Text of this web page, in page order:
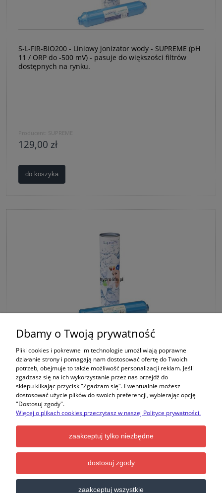
S-L-FIR-BIO200 - Liniowy jonizator wody - SUPREME (pH
11 / ORP do -500 mV) - pasuje do większości filtrów
dostępnych na rynku.
Producent: SUPREME
129,00 zł
do koszyka
S-L-FIR-BIO250 - Liniowy jonizator wody - SUPREME (pH
11 / ORP do -500 mV) - pasuje do większości filtrów
dostępnych na rynku.
do koszyka
Dbamy o Twoją prywatność
Pliki cookies i pokrewne im technologie umożliwiają poprawne
działanie strony i pomagają nam dostosować ofertę do Twoich
potrzeb, obejmuje to także możliwość personalizacji reklam. Jeśli
zgadzasz się na ich wykorzystanie przez nas przejdź do
sklepu klikając przycisk "Zgadzam się". Ewentualnie możesz
dostosować użycie plików do swoich preferencji, wybierając opcję
"Dostosuj zgody".
Więcej o plikach cookies przeczytasz w naszej Polityce prywatności.
zaakceptuj tylko niezbędne
dostosuj zgody
zaakceptuj wszystkie